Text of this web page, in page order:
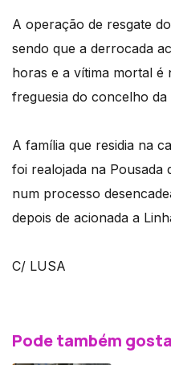
A operação de resgate
sendo que a derrocada
horas e a vítima mortal é
freguesia do concelho da
A família que residia na
foi realojada na Pousada
num processo
depois de acionada a
C/ LUSA
Pode também